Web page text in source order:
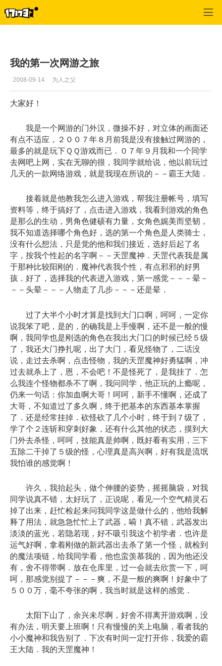
我的第一次网游之旅
2008-09-14 为人之父
大家好！
我是一个网游的门外汉，微操不好，对立体的画面还
有点不适应，２００７年８月前我是没有接触过网游的，
最多的就是玩下ＱＱ游戏而已．０７年９月我和一个同学
去网吧上网，实在无聊的很，我同学就给说，他以前玩过
几天的一款网络游戏，就是我现在所说的－－霸王大陆．
接着就是他教我怎么进入游戏，帮我注册帐号，填写
资料等，终于搞好了，点击进入游戏，我看到游戏的角色
是那么的生动，男角色健硕有力量，女角色娓美而坚韧，
我不知道选择哪个角色好，选的第一个角色是人类骑士，
没有什么想法，只是觉的他和我们接近，选好后起了名
字，按我个性起的名字啊－－天罡魔神．天罡代表我是属
于那种比较阳刚的．魔神代表我个性，有点邪邪的好男
孩．好了，选择我的代表进入游戏，第一感觉－－－晕－
－－头晕－－－人物走了几步－－－还是晕．
过了大半个小时才算是找到大门口啊，呵呵，一定你
说我笨了吧，是的，的确我是上手慢啊，还不是一般的慢
啊，我同学也是刚选的角色在我出大门口的时候已经５级
了，我还大门挣扎呢，出了大门，看见怪物了，二话没
说，走过去杀啊，点击怪物，我的天罡魔神好勇猛啊，冲
过去就杀上了，恩，不会吧！不是怪死了，是我挂了．怎
么我连个怪物都杀不了啊，我问同学，他正玩的上瘾呢，
仍来一句话：你加血啊大哥！呵呵，新手不懂啊，还成了
大哥，不知道过了多久啊，终于把基本的东西基本掌握
了．还是经常挂掉．砍怪砍了几个小时，终于到７级了，
学了个２连斩和穿刺好象，还有什么其他的状态，摸到大
门外去杀怪，呵呵，技能真是帅啊，既好看有实用，三下
五除二干掉了５级的怪，心理真是高兴啊，好有我是流氓
我怕谁的感觉啊！
许久，我抬起头，做个伸腰的姿势，摇摇脑袋，对我
同学说真不错，太好玩了，正说呢，看见一个空气精灵石
掉了出来，赶忙检起来问我同学这是做什么的，他给我解
释了用法，就急急忙忙上了武器，嗬！真不错，武器发出
淡淡的蓝光，若隐若现，好不吸引我这个初学者．也许是
运气好啊，拿着刚做的新武器出去杀了第一个怪，就检到
的魔法项链，给我同学看，他也蛮羡慕我的，因为他还没
有，舍不得带啊．放在仓库里，过一会就去欣赏一下，呵
呵，那感觉别提了－－－爽，不是一般的爽啊！好象中了
５００万，毫不夸张的啊，我当时就是这样的感觉．
太阳下山了，余兴未尽啊，好舍不得离开游戏啊，没
有办法，明天要上班啊！只有慢慢的关上电脑，看者我的
小小魔神和我告别了．下次有时间一定打开你，我爱的霸
王大陆．我的天罡魔神！